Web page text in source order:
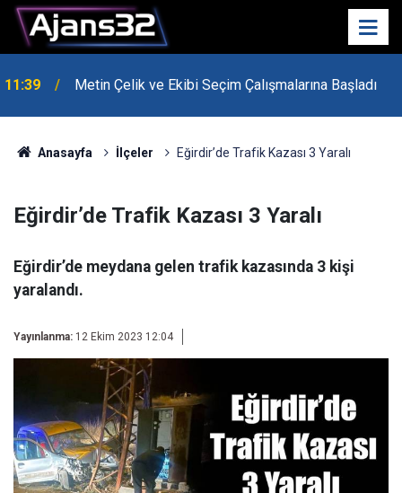
10:15 Hafta Sonu Havalar Nasıl Olacak?
Anasayfa İlçeler Eğirdir’de Trafik Kazası 3 Yaralı
Eğirdir’de Trafik Kazası 3 Yaralı
Eğirdir’de meydana gelen trafik kazasında 3 kişi
yaralandı.
Yayınlanma: 12 Ekim 2023 12:04